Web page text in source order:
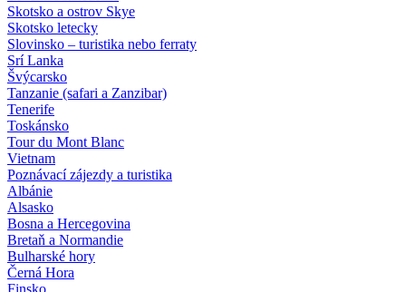
Skotsko a ostrov Skye
Skotsko letecky
Slovinsko – turistika nebo ferraty
Srí Lanka
Švýcarsko
Tanzanie (safari a Zanzibar)
Tenerife
Toskánsko
Tour du Mont Blanc
Vietnam
Poznávací zájezdy a turistika
Albánie
Alsasko
Bosna a Hercegovina
Bretaň a Normandie
Bulharské hory
Černá Hora
Finsko